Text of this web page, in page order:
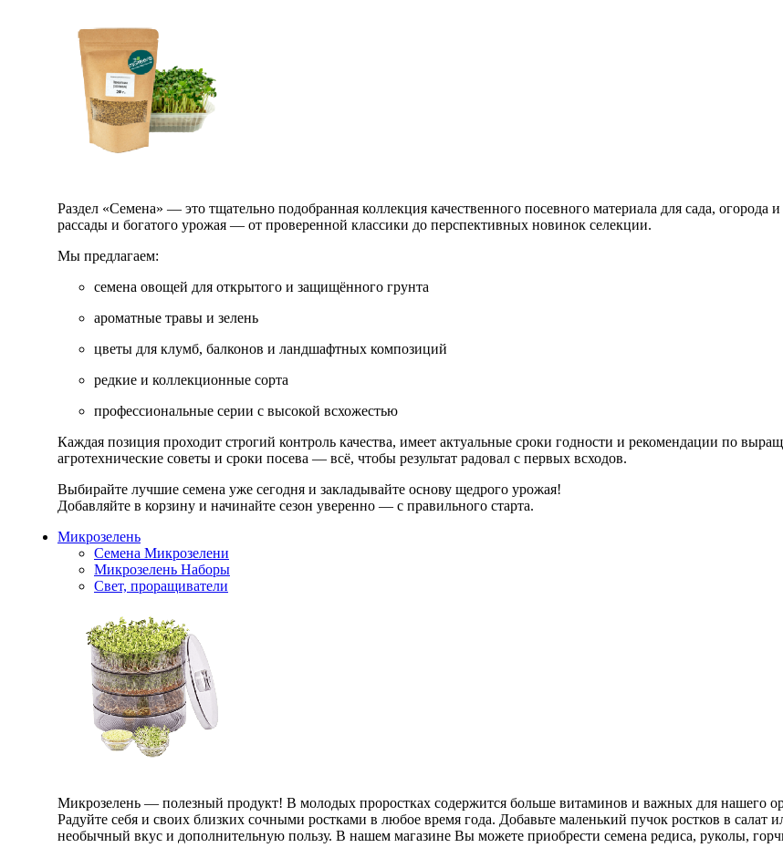
Раздел «Семена» — это тщательно подобранная коллекция качественного посевного материала для сада, огорода
рассады и богатого урожая — от проверенной классики до перспективных новинок селекции.
Мы предлагаем:
семена овощей для открытого и защищённого грунта
ароматные травы и зелень
цветы для клумб, балконов и ландшафтных композиций
редкие и коллекционные сорта
профессиональные серии с высокой всхожестью
Каждая позиция проходит строгий контроль качества, имеет актуальные сроки годности и рекомендации по
агротехнические советы и сроки посева — всё, чтобы результат радовал с первых всходов.
Выбирайте лучшие семена уже сегодня и закладывайте основу щедрого урожая!
Добавляйте в корзину и начинайте сезон уверенно — с правильного старта.
Микрозелень
Семена Микрозелени
Микрозелень Наборы
Свет, проращиватели
Микрозелень — полезный продукт! В молодых проростках содержится больше витаминов и важных для нашего
Радуйте себя и своих близких сочными ростками в любое время года. Добавьте маленький пучок ростков в салат
необычный вкус и дополнительную пользу. В нашем магазине Вы можете приобрести семена редиса, руколы,